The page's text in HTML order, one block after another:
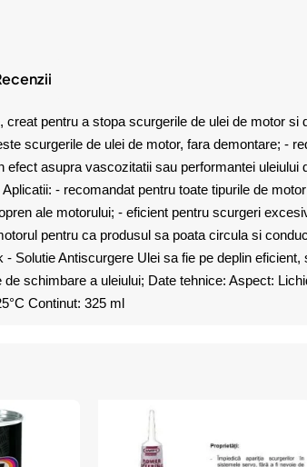
pentru a stopa scurgerile de ulei de motor si
scurgerile de ulei de motor, fara demontare; -
asupra vascozitatii sau performantei
- recomandat pentru toate tipurile de
ale motorului; - eficient pentru scurgeri
pentru ca produsul sa poata circula si
Solutie Antiscurgere Ulei sa fie pe deplin
schimbare a uleiului; Date tehnice: Aspect:
Continut: 325 ml